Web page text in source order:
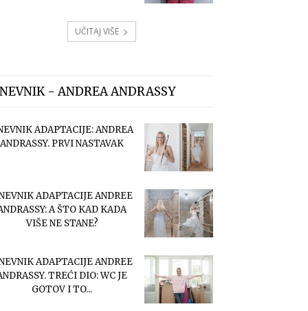
UČITAJ VIŠE
- ANDREA ANDRASSY
ADAPTACIJE: ANDREA
ANDRASSY. PRVI NASTAVAK
ADAPTACIJE ANDREE
A ŠTO KAD KADA
VIŠE NE STANE?
ADAPTACIJE ANDREE
TREĆI DIO: WC JE
GOTOV I TO...